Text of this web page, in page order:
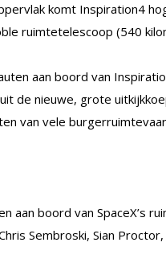
komt Inspiration4
ruimtetelescoop (540
aan boord van
de nieuwe, grote
van vele
aan boord van SpaceX’s
Sembroski, Sian